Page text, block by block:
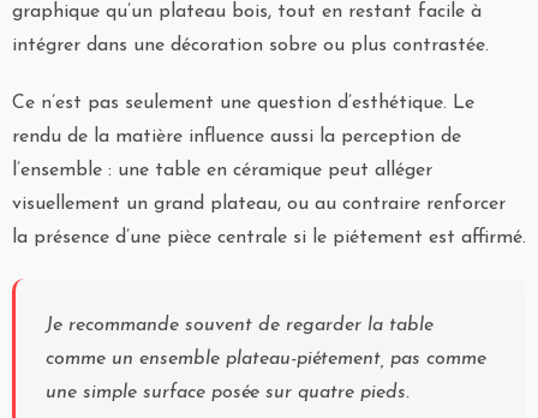
graphique qu’un plateau bois, tout en restant facile à
intégrer dans une décoration sobre ou plus contrastée.
Ce n’est pas seulement une question d’esthétique. Le
rendu de la matière influence aussi la perception de
l’ensemble : une table en céramique peut alléger
visuellement un grand plateau, ou au contraire renforcer
la présence d’une pièce centrale si le piétement est affirmé.
Je recommande souvent de regarder la table
comme un ensemble plateau-piétement, pas comme
une simple surface posée sur quatre pieds.